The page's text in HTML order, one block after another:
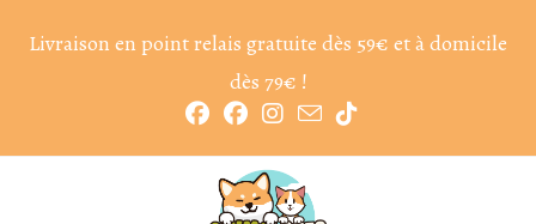
Livraison en point relais gratuite dès 59€ et à domicile
dès 79€ !